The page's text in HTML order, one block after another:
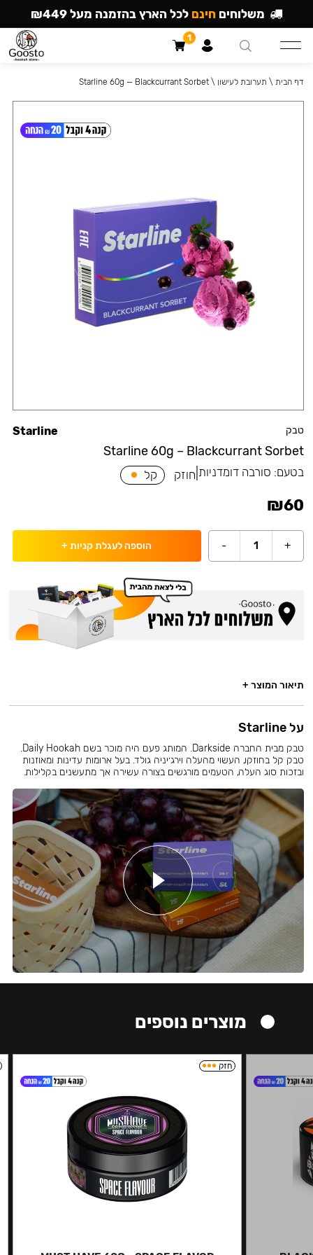
טבק
Starline 60g – Blackcurrant Sorbet
Starline
בטעם: סורבה דומדניות חוזק קל
₪60
+
1
- הוספה לעגלת קניות +
דף הבית \ תערובת לעישון \
Starline 60g — Blackcurrant Sorbet
תיאור המוצר +
על Starline
טבק מבית החברה Darkside. המותג פעם היה מוכר בשם Daily Hookah.
טבק קל בחוזקו, העשוי מהעלה וירג׳יניה גולד. בעל ארומות עדינות ומאוזנות
ובזכות סוג העלה, הטעמים מורגשים בצורה עשירה אך מתעשנים בקלילות.
מוצרים נוספים
חזק
משלוחים חינם לכל הארץ בהזמנה מעל ₪449
1